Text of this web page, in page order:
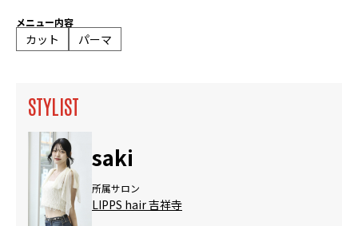
メニュー内容
カット パーマ
STYLIST
saki
所属サロン
LIPPS hair 吉祥寺